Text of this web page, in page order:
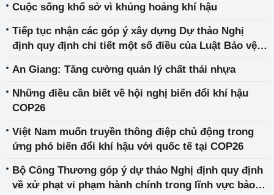
Cuộc sống khổ sở vì khủng hoảng khí hậu
Tiếp tục nhận các góp ý xây dựng Dự thảo Nghị
định quy định chi tiết một số điều của Luật Bảo vệ
An Giang: Tăng cường quản lý chất thải nhựa
Những điều cần biết về hội nghị biến đổi khí hậu
COP26
Việt Nam muốn truyền thông điệp chủ động trong
ứng phó biến đổi khí hậu với quốc tế tại COP26
Bộ Công Thương góp ý dự thảo Nghị định quy định
về xử phạt vi phạm hành chính trong lĩnh vực bảo